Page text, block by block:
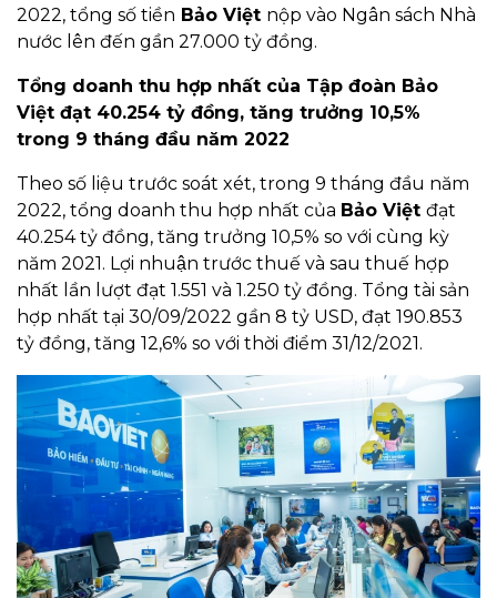
2022, tổng số tiền Bảo Việt nộp vào Ngân sách Nhà
nước lên đến gần 27.000 tỷ đồng.
Tổng doanh thu hợp nhất của Tập đoàn Bảo
Việt đạt 40.254 tỷ đồng, tăng trưởng 10,5%
trong 9 tháng đầu năm 2022
Theo số liệu trước soát xét, trong 9 tháng đầu năm
2022, tổng doanh thu hợp nhất của Bảo Việt đạt
40.254 tỷ đồng, tăng trưởng 10,5% so với cùng kỳ
năm 2021. Lợi nhuận trước thuế và sau thuế hợp
nhất lần lượt đạt 1.551 và 1.250 tỷ đồng. Tổng tài sản
hợp nhất tại 30/09/2022 gần 8 tỷ USD, đạt 190.853
tỷ đồng, tăng 12,6% so với thời điểm 31/12/2021.